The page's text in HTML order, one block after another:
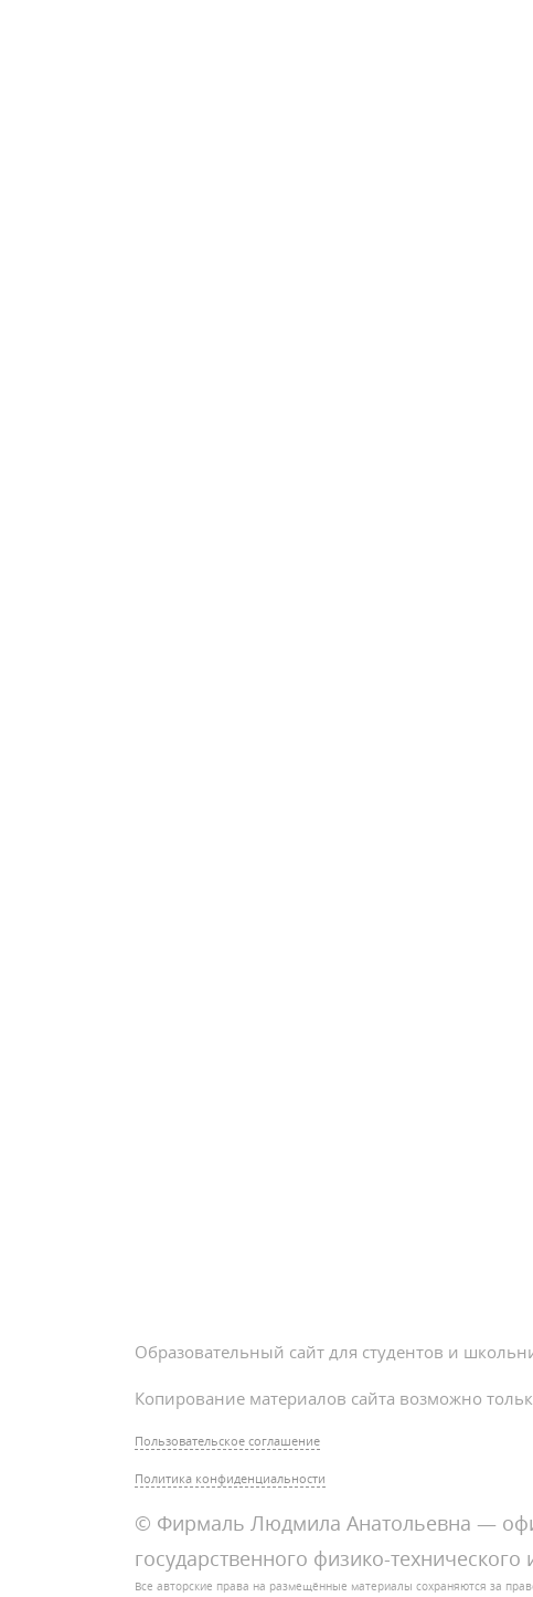
Образовательный сайт для студентов и
Копирование материалов сайта возможно
Пользовательское соглашение
Политика конфиденциальности
© Фирмаль Людмила Анатольевна —
государственного физико-технического
Все авторские права на размещённые материалы сохраняются за